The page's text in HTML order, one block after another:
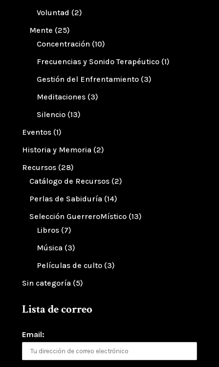
Voluntad (2)
Mente (25)
Concentración (10)
Frecuencias y Sonido Terapéutico(1)
Gestión del Enfrentamiento(3)
Meditaciones(3)
Silencio(13)
Eventos(1)
Historia y Memoria (2)
Recursos(28)
Catálogo de Recursos(2)
Perlas de Sabiduría (14)
Selección GuerreroMístico(13)
Libros(7)
Música (3)
Películas de culto(3)
Sin categoría (5)
Lista de correo
Email: